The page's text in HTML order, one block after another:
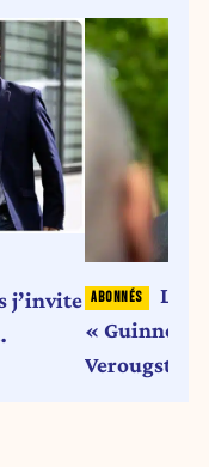
j’invite
Les
« Guinness